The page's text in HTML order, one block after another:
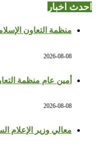
احدث اخبار
منظمة التعاون
2026-08-08
أمين عام منظمة
2026-08-08
معالي وزير الإعلام